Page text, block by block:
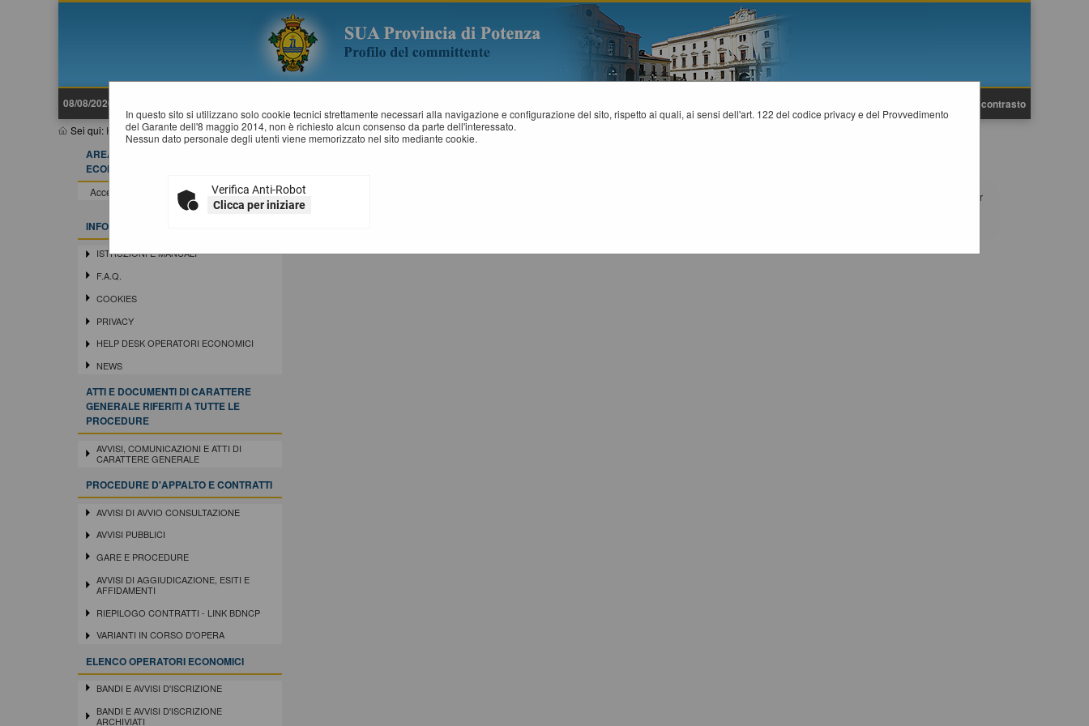
08/08/2026 14:53 Alto contrasto
Sei qui: Home»Procedure fino al 31/12/2023»Prospetti annuali (art. 1 c. 32 L.190 de...
In questo sito si utilizzano solo cookie tecnici strettamente necessari alla navigazione e configurazione del sito, rispetto ai quali, ai sensi dell'art. 122 del codice privacy e del Provvedimento
del Garante dell'8 maggio 2014, non è richiesto alcun consenso da parte dell'interessato.
Nessun dato personale degli utenti viene memorizzato nel sito mediante cookie.
Verifica Anti-Robot
Clicca per iniziare
AREA RISERVATA OPERATORE
ECONOMICO
Accedi - Registrati
INFORMAZIONI
ISTRUZIONI E MANUALI
F.A.Q.
COOKIES
PRIVACY
HELP DESK OPERATORI ECONOMICI
NEWS
ATTI E DOCUMENTI DI CARATTERE
GENERALE RIFERITI A TUTTE LE
PROCEDURE
AVVISI, COMUNICAZIONI E ATTI DI
CARATTERE GENERALE
PROCEDURE D'APPALTO E CONTRATTI
AVVISI DI AVVIO CONSULTAZIONE
AVVISI PUBBLICI
GARE E PROCEDURE
AVVISI DI AGGIUDICAZIONE, ESITI E
AFFIDAMENTI
RIEPILOGO CONTRATTI - LINK BDNCP
VARIANTI IN CORSO D'OPERA
ELENCO OPERATORI ECONOMICI
BANDI E AVVISI D'ISCRIZIONE
BANDI E AVVISI D'ISCRIZIONE
ARCHIVIATI
Tabelle riassuntive degli affidamenti di lavori, servizi e forniture (Adempimenti art.1 comma 32 Legge 190/2012). Selezionare l'anno per